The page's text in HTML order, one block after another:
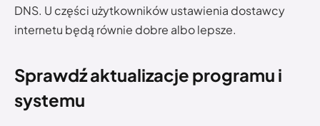
DNS. U części użytkowników ustawienia dostawcy
internetu będą równie dobre albo lepsze.
Sprawdź aktualizacje programu i
systemu